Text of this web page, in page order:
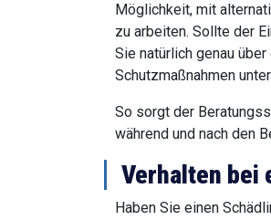
Möglichkeit, mit
zu arbeiten. Sollte der
Sie natürlich genau
Schutzmaßnahmen
So sorgt der
während und nach den
Verhalten bei
Haben Sie einen